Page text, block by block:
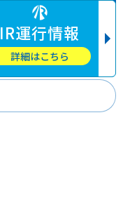
IR運行情報
詳細はこちら